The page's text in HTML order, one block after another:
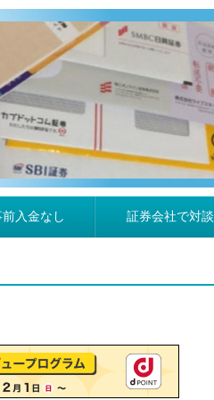
入金なし 証券会社で対談